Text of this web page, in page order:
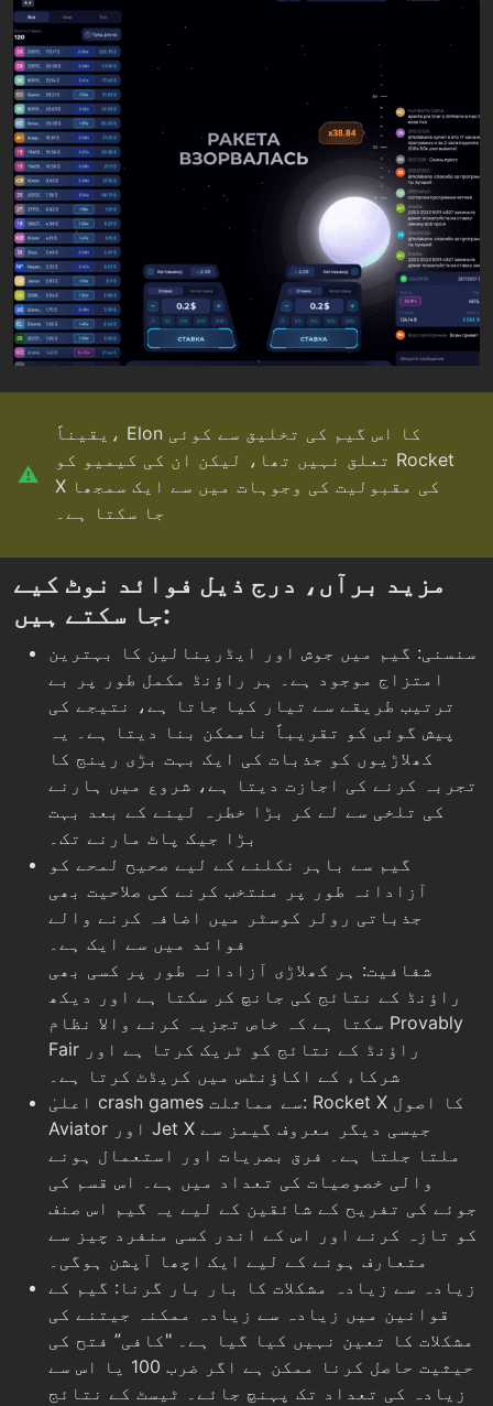
یقیناً، Elon کا اس گیم کی تخلیق سے کوئی
تعلق نہیں تھا، لیکن ان کی کیمیو کو Rocket
X کی مقبولیت کی وجوہات میں سے ایک سمجھا
جا سکتا ہے۔
مزید برآں، درج ذیل فوائد نوٹ کیے
جا سکتے ہیں:
سنسنی: گیم میں جوش اور ایڈرینالین کا بہترین
امتزاج موجود ہے۔ ہر راؤنڈ مکمل طور پر بے
ترتیب طریقے سے تیار کیا جاتا ہے، نتیجے کی
پیش گوئی کو تقریباً ناممکن بنا دیتا ہے۔ یہ
کھلاڑیوں کو جذبات کی ایک بہت بڑی رینج کا
تجربہ کرنے کی اجازت دیتا ہے، شروع میں ہارنے
کی تلخی سے لے کر بڑا خطرہ لینے کے بعد بہت
بڑا جیک پاٹ مارنے تک۔
گیم سے باہر نکلنے کے لیے صحیح لمحے کو
آزادانہ طور پر منتخب کرنے کی صلاحیت بھی
جذباتی رولر کوسٹر میں اضافہ کرنے والے
فوائد میں سے ایک ہے۔
شفافیت: ہر کھلاڑی آزادانہ طور پر کسی بھی
راؤنڈ کے نتائج کی جانچ کر سکتا ہے اور دیکھ
سکتا ہے کہ خاص تجزیہ کرنے والا نظام Provably
Fair راؤنڈ کے نتائج کو ٹریک کرتا ہے اور
شرکاء کے اکاؤنٹس میں کریڈٹ کرتا ہے۔
اعلیٰ crash games سے مماثلت: Rocket X کا اصول
Aviator اور Jet X جیسی دیگر معروف گیمز سے
ملتا جلتا ہے۔ فرق بصریات اور استعمال ہونے
والی خصوصیات کی تعداد میں ہے۔ اس قسم کی
جوئے کی تفریح کے شائقین کے لیے یہ گیم اس صنف
کو تازہ کرنے اور اس کے اندر کسی منفرد چیز سے
متعارف ہونے کے لیے ایک اچھا آپشن ہوگی۔
زیادہ سے زیادہ مشکلات کا بار بار گرنا: گیم کے
قوانین میں زیادہ سے زیادہ ممکنہ جیتنے کی
مشکلات کا تعین نہیں کیا گیا ہے۔ "کافی” فتح کی
حیثیت حاصل کرنا ممکن ہے اگر ضرب 100 یا اس سے
زیادہ کی تعداد تک پہنچ جائے۔ ٹیسٹ کے نتائج